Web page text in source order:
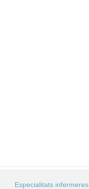
Especialitats infermeres